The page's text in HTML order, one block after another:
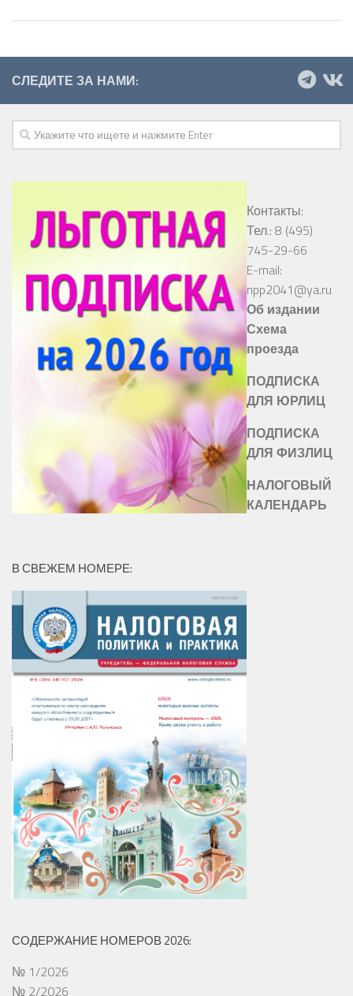
СЛЕДИТЕ ЗА НАМИ:
Контакты:
Тел.: 8 (495)
745-29-66
E-mail:
npp2041@ya.ru
Об издании
Схема
проезда
ПОДПИСКА
ДЛЯ ЮРЛИЦ
ПОДПИСКА
ДЛЯ ФИЗЛИЦ
НАЛОГОВЫЙ
КАЛЕНДАРЬ
В СВЕЖЕМ НОМЕРЕ:
СОДЕРЖАНИЕ НОМЕРОВ 2026:
№ 1/2026
№ 2/2026